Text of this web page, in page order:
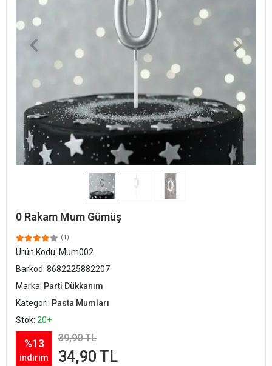
0 Rakam Mum Gümüş
(1)
Ürün Kodu: Mum002
Barkod: 8682225882207
Marka: Parti Dükkanım
Kategori: Pasta Mumları
Stok: 20+
%13
indirim
39,90 TL
34,90 TL